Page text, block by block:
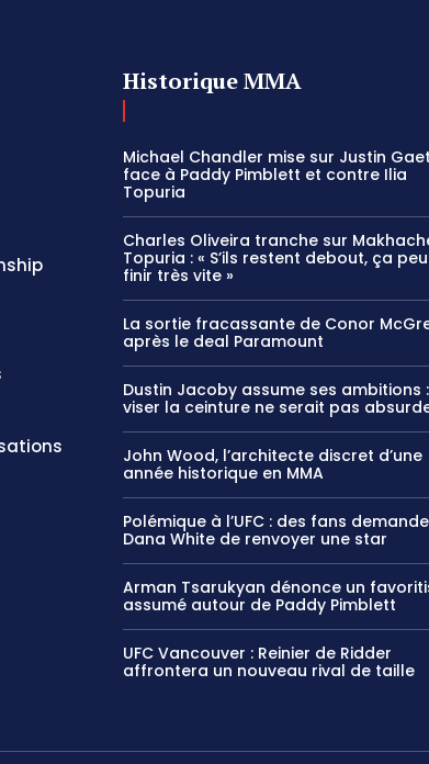
Historique MMA
Michael Chandler mise sur Justin
face à Paddy Pimblett et contre Ilia
Topuria
Charles Oliveira tranche sur
Topuria : « S’ils restent debout, ça
finir très vite »
La sortie fracassante de Conor
après le deal Paramount
Dustin Jacoby assume ses ambitions :
viser la ceinture ne serait pas
John Wood, l’architecte discret d’une
année historique en MMA
Polémique à l’UFC : des fans
Dana White de renvoyer une star
Arman Tsarukyan dénonce un
assumé autour de Paddy Pimblett
UFC Vancouver : Reinier de Ridder
affrontera un nouveau rival de taille